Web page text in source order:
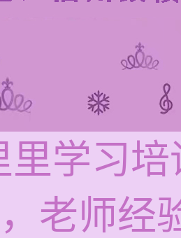
里学习
老师经